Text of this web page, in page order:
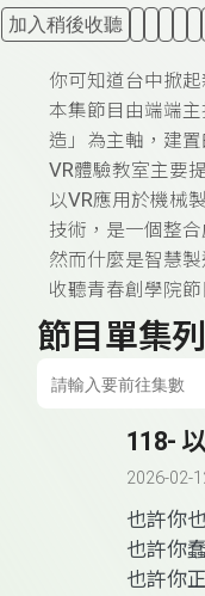
加入稍後收聽
你可知道台中掀
本集節目由端端
造」為主軸，建置
VR體驗教室主要
以VR應用於機械
技術，是一個整
然而什麼是智慧製
收聽青春創學院節
節目單集
118-
2026-02-
也許你
也許你
也許你